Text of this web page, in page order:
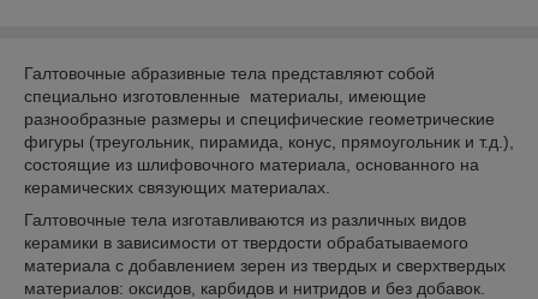
Галтовочные абразивные тела представляют собой
специально изготовленные материалы, имеющие
разнообразные размеры и специфические геометрические
фигуры (треугольник, пирамида, конус, прямоугольник и т.д.),
состоящие из шлифовочного материала, основанного на
керамических связующих материалах.
Галтовочные тела изготавливаются из различных видов
керамики в зависимости от твердости обрабатываемого
материала с добавлением зерен из твердых и сверхтвердых
материалов: оксидов, карбидов и нитридов и без добавок.